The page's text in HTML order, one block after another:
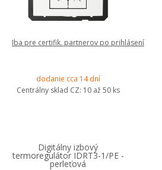
Iba pre certifik. partnerov po prihlásení
dodanie cca 14 dní
Centrálny sklad CZ: 10 až 50 ks
Digitálny izbový
termoregulátor IDRT3-1/PE -
perleťová